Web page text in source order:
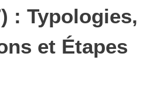
: Typologies,
et Étapes